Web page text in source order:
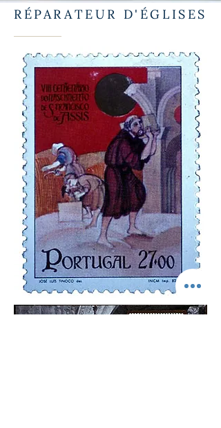
RÉPARATEUR D'ÉGLISES